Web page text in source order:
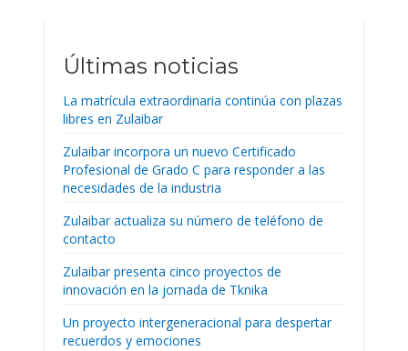
Últimas noticias
La matrícula extraordinaria continúa con plazas
libres en Zulaibar
Zulaibar incorpora un nuevo Certificado
Profesional de Grado C para responder a las
necesidades de la industria
Zulaibar actualiza su número de teléfono de
contacto
Zulaibar presenta cinco proyectos de
innovación en la jornada de Tknika
Un proyecto intergeneracional para despertar
recuerdos y emociones